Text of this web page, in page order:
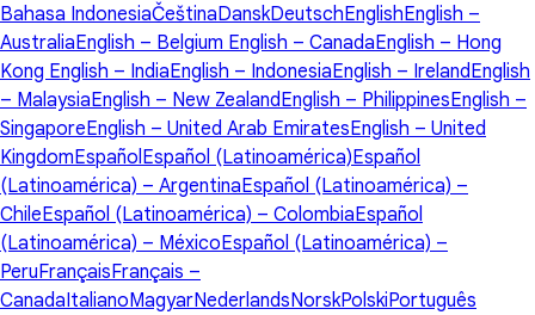
Bahasa IndonesiaČeštinaDanskDeutschEnglishEnglish –
AustraliaEnglish – Belgium English – CanadaEnglish – Hong
Kong English – IndiaEnglish – IndonesiaEnglish – IrelandEnglish
– MalaysiaEnglish – New ZealandEnglish – PhilippinesEnglish –
SingaporeEnglish – United Arab EmiratesEnglish – United
KingdomEspañol Español (Latinoamérica)Español
(Latinoamérica) – ArgentinaEspañol (Latinoamérica) –
ChileEspañol (Latinoamérica) – ColombiaEspañol
(Latinoamérica) – MéxicoEspañol (Latinoamérica) –
PeruFrançaisFrançais –
CanadaItalianoMagyarNederlandsNorskPolskiPortuguês